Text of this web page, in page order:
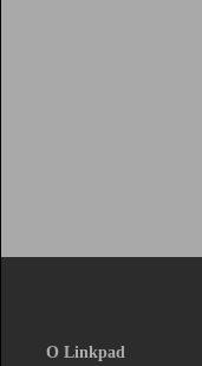
О Linkpad